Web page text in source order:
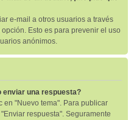
e-mail a otros usuarios a través
Esto es para prevenir el uso
anónimos.
enviar una respuesta?
en "Nuevo tema". Para publicar
respuesta". Seguramente